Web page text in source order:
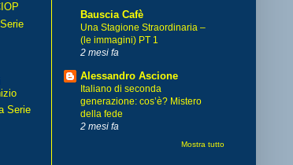
Serie
Bauscia Cafè
Una Stagione Straordinaria –
(le immagini) PT 1
2 mesi fa
Alessandro Ascione
Italiano di seconda
generazione: cos’è? Mistero
della fede
2 mesi fa
Mostra tutto